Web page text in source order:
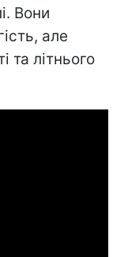
Вони
але
та літнього